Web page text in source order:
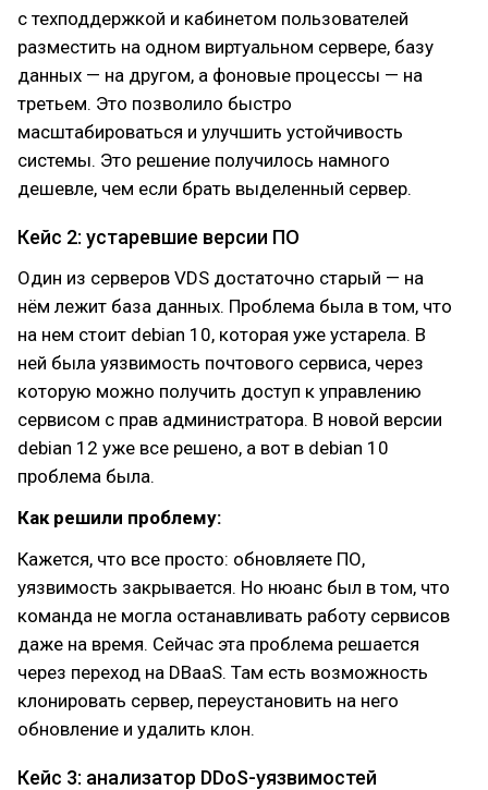
с техподдержкой и кабинетом пользователей
разместить на одном виртуальном сервере, базу
данных — на другом, а фоновые процессы — на
третьем. Это позволило быстро
масштабироваться и улучшить устойчивость
системы. Это решение получилось намного
дешевле, чем если брать выделенный сервер.
Кейс 2: устаревшие версии ПО
Один из серверов VDS достаточно старый — на
нём лежит база данных. Проблема была в том, что
на нем стоит debian 10, которая уже устарела. В
ней была уязвимость почтового сервиса, через
которую можно получить доступ к управлению
сервисом с прав администратора. В новой версии
debian 12 уже все решено, а вот в debian 10
проблема была.
Как решили проблему:
Кажется, что все просто: обновляете ПО,
уязвимость закрывается. Но нюанс был в том, что
команда не могла останавливать работу сервисов
даже на время. Сейчас эта проблема решается
через переход на DBaaS. Там есть возможность
клонировать сервер, переустановить на него
обновление и удалить клон.
Кейс 3: анализатор DDoS-уязвимостей